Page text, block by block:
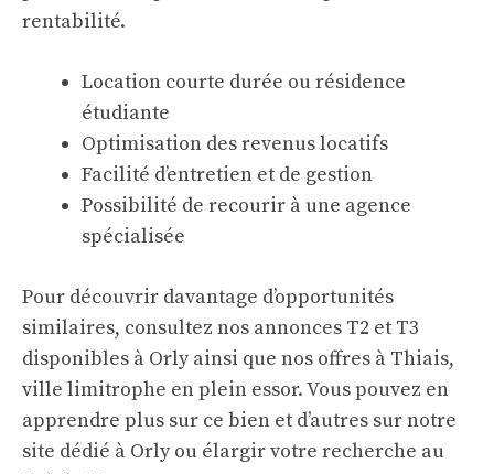
rentabilité.
Location courte durée ou résidence
étudiante
Optimisation des revenus locatifs
Facilité d’entretien et de gestion
Possibilité de recourir à une agence
spécialisée
Pour découvrir davantage d’opportunités
similaires, consultez nos annonces T2 et T3
disponibles à Orly ainsi que nos offres à Thiais,
ville limitrophe en plein essor. Vous pouvez en
apprendre plus sur ce bien et d’autres surnotre
site dédié à Orlyou élargir votre recherche au